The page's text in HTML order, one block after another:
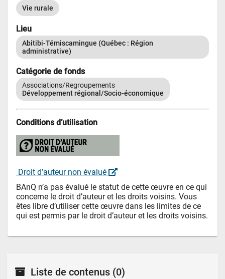
Vie rurale
Lieu
Abitibi-Témiscamingue (Québec : Région
administrative)
Catégorie de fonds
Associations/Regroupements
Développement régional/Socio-économique
Conditions d’utilisation
Droit d’auteur non évalué
BAnQ n’a pas évalué le statut de cette œuvre en ce qui
concerne le droit d’auteur et les droits voisins. Vous
êtes libre d’utiliser cette œuvre dans les limites de ce
qui est permis par le droit d’auteur et les droits voisins.
Liste de contenus (0)